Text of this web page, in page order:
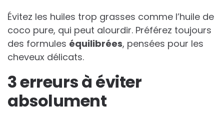
Évitez les huiles trop grasses comme l’huile de
coco pure, qui peut alourdir. Préférez toujours
des formules équilibrées, pensées pour les
cheveux délicats.
3 erreurs à éviter
absolument